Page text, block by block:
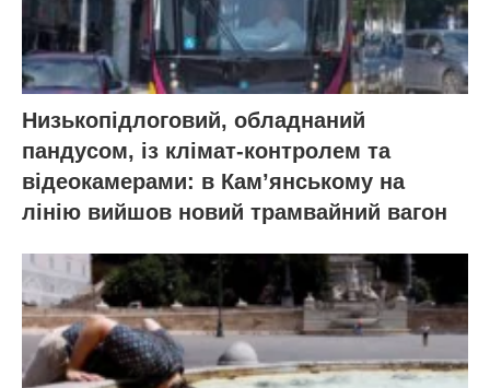
Низькопідлоговий, обладнаний
пандусом, із клімат-контролем та
відеокамерами: в Кам’янському на
лінію вийшов новий трамвайний вагон